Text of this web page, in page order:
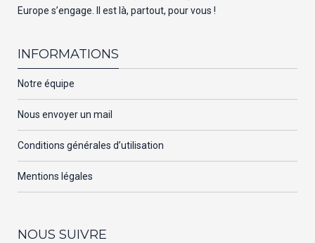
Europe s’engage. Il est là, partout, pour vous !
INFORMATIONS
Notre équipe
Nous envoyer un mail
Conditions générales d’utilisation
Mentions légales
NOUS SUIVRE